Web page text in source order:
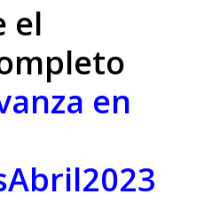
el
en